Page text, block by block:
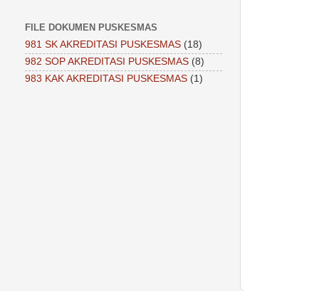
FILE DOKUMEN PUSKESMAS
981 SK AKREDITASI PUSKESMAS (18)
982 SOP AKREDITASI PUSKESMAS (8)
983 KAK AKREDITASI PUSKESMAS (1)